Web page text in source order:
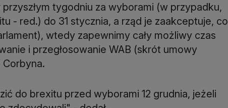
tygodniu za wyborami (w przypadku,
- red.) do 31 stycznia, a rząd je zaakceptuje, co
wtedy zapewnimy cały możliwy czas
i przegłosowanie WAB (skrót umowy
do brexitu przed wyborami 12 grudnia, jeżeli